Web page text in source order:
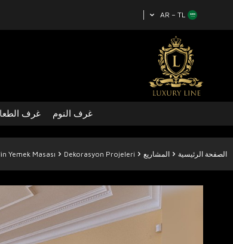
AR − TL
غرف النوم غرف
الصفحة الرئيسية المشاريع Dekorasyon Projeleri
Yemek Masası